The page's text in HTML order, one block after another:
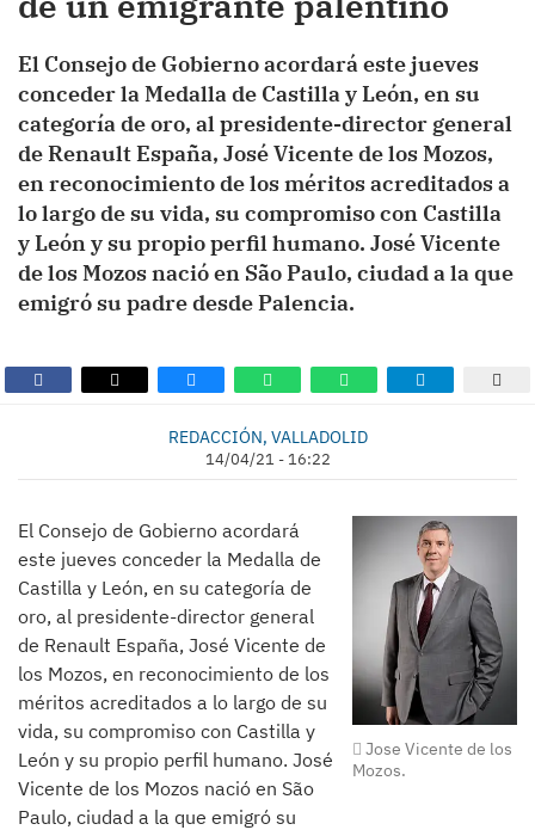
El Consejo de Gobierno acordará este jueves
conceder la Medalla de Castilla y León, en su
categoría de oro, al presidente-director general
de Renault España, José Vicente de los Mozos,
en reconocimiento de los méritos acreditados a
lo largo de su vida, su compromiso con Castilla
y León y su propio perfil humano. José Vicente
de los Mozos nació en São Paulo, ciudad a la que
emigró su padre desde Palencia.
REDACCIÓN, VALLADOLID
14/04/21 - 16:22
Jose Vicente de los
Mozos.
El Consejo de Gobierno acordará
este jueves conceder la Medalla de
Castilla y León, en su categoría de
oro, al presidente-director general
de Renault España, José Vicente de
los Mozos, en reconocimiento de los
méritos acreditados a lo largo de su
vida, su compromiso con Castilla y
León y su propio perfil humano. José
Vicente de los Mozos nació en São
Paulo, ciudad a la que emigró su